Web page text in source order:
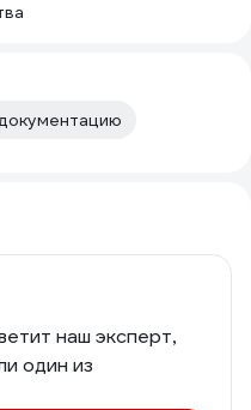
наш эксперт,
один из